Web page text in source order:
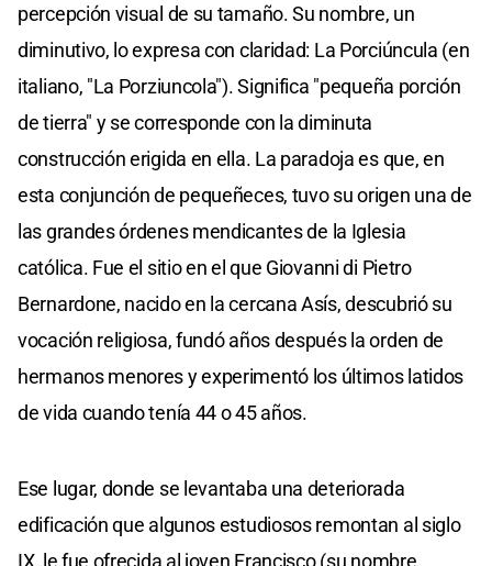
percepción visual de su tamaño. Su nombre, un
diminutivo, lo expresa con claridad: La Porciúncula (en
italiano, "La Porziuncola"). Significa "pequeña porción
de tierra" y se corresponde con la diminuta
construcción erigida en ella. La paradoja es que, en
esta conjunción de pequeñeces, tuvo su origen una de
las grandes órdenes mendicantes de la Iglesia
católica. Fue el sitio en el que Giovanni di Pietro
Bernardone, nacido en la cercana Asís, descubrió su
vocación religiosa, fundó años después la orden de
hermanos menores y experimentó los últimos latidos
de vida cuando tenía 44 o 45 años.
Ese lugar, donde se levantaba una deteriorada
edificación que algunos estudiosos remontan al siglo
IX, le fue ofrecida al joven Francisco (su nombre